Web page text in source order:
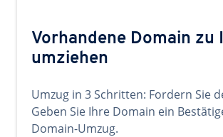
Vorhandene Domain zu
umziehen
Umzug in 3 Schritten: Fordern Sie
Geben Sie Ihre Domain ein
Domain-Umzug.